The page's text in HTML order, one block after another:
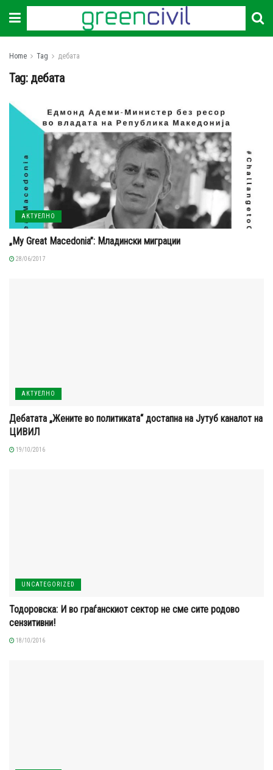
Home Tag дебата
Tag: дебата
АКТУЕЛНО
„My Great Macedonia”: Младински миграции
28/06/2017
АКТУЕЛНО
Дебатата „Жените во политиката“ достапна на Јутуб каналот на
ЦИВИЛ
19/10/2016
UNCATEGORIZED
Тодоровска: И во граѓанскиот сектор не сме сите родово
сензитивни!
18/10/2016